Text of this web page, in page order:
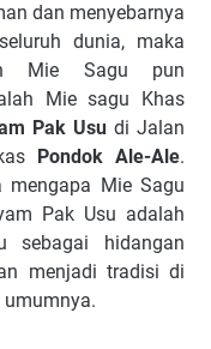
dan menyebarnya
dunia, maka
Mie Sagu pun
Mie sagu Khas
Pak Usu di Jalan
Pondok Ale-Ale.
Mie Sagu
Pak Usu adalah
sebagai hidangan
menjadi tradisi di